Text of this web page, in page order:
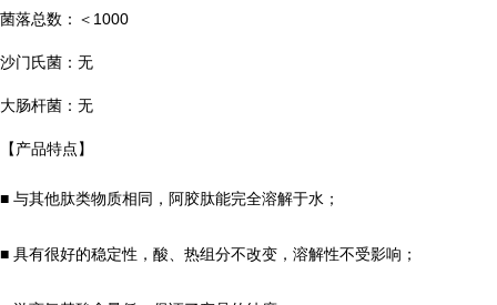
菌落总数：＜1000
沙门氏菌：无
大肠杆菌：无
【产品特点】
■ 与其他肽类物质相同，阿胶肽能完全溶解于水；
■ 具有很好的稳定性，酸、热组分不改变，溶解性不受影响；